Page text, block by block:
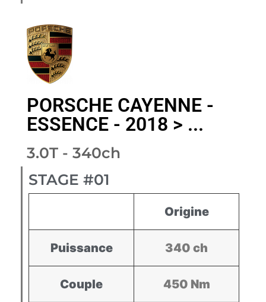
PORSCHE CAYENNE -
ESSENCE - 2018 > ...
3.0T - 340ch
STAGE #01
Origine
Puissance 340 ch
Couple 450 Nm